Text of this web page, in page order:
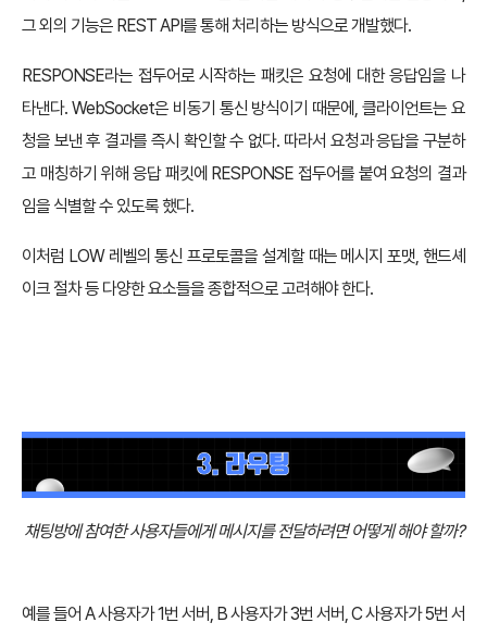
그 외의 기능은 REST API를 통해 처리하는 방식으로 개발했다.
RESPONSE라는 접두어로 시작하는 패킷은 요청에 대한 응답임을 나
타낸다. WebSocket은 비동기 통신 방식이기 때문에, 클라이언트는 요
청을 보낸 후 결과를 즉시 확인할 수 없다. 따라서 요청과 응답을 구분하
고 매칭하기 위해 응답 패킷에 RESPONSE 접두어를 붙여 요청의 결과
임을 식별할 수 있도록 했다.
이처럼 LOW 레벨의 통신 프로토콜을 설계할 때는 메시지 포맷, 핸드셰
이크 절차 등 다양한 요소들을 종합적으로 고려해야 한다.
채팅방에 참여한 사용자들에게 메시지를 전달하려면 어떻게 해야 할까?
예를 들어 A 사용자가 1번 서버, B 사용자가 3번 서버, C 사용자가 5번 서